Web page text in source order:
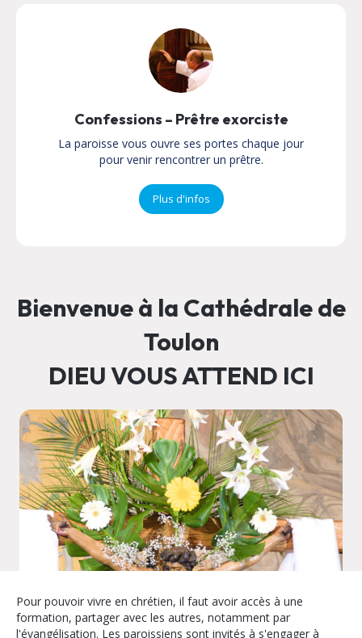
Confessions – Prêtre exorciste
La paroisse vous ouvre ses portes chaque jour
pour venir rencontrer un prêtre.
Plus d'infos
Bienvenue à la Cathédrale de
Toulon
DIEU VOUS ATTEND ICI
Pour pouvoir vivre en chrétien, il faut avoir accès à une
formation, partager avec les autres, notamment par
l'évangélisation. Les paroissiens sont invités à s'engager à